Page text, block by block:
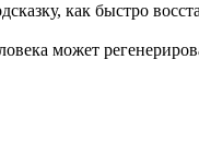
может